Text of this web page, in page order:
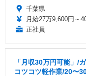
千葉県
月給27万9,600円～
正社員
「月収30万円可能」/
コツコツ軽作業/20〜